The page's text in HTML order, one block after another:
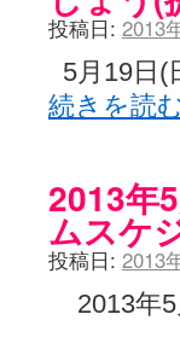
投稿日: 2013
5月19日
続きを読
2013年
ムスケ
投稿日: 2013
2013年5